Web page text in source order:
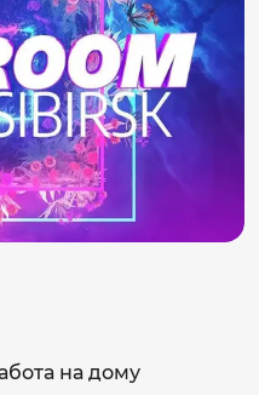
на дому